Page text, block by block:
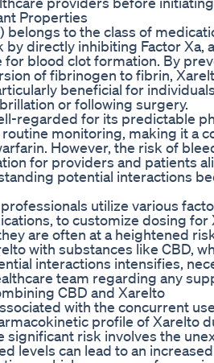
Properties
belongs to the class of
by directly inhibiting Factor Xa,
for blood clot formation. By
of fibrinogen to fibrin,
beneficial for
or following surgery.
regarded for its predictable
monitoring, making it a
However, the risk of
for providers and patients
potential interactions
utilize various
to customize dosing
are often at a heightened
with substances like CBD,
interactions intensifies,
team regarding any
CBD and Xarelto
with the concurrent
profile of Xarelto
significant risk involves the
levels can lead to an